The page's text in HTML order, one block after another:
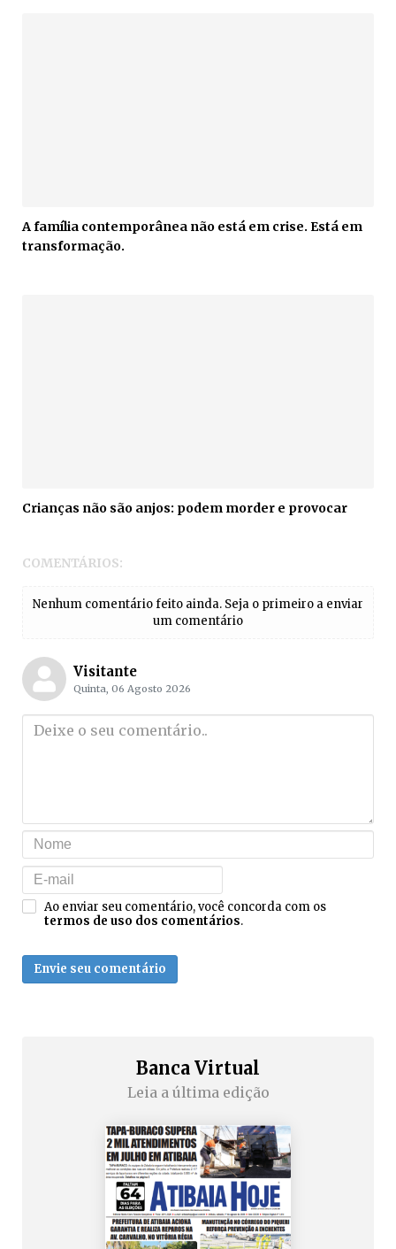
A família contemporânea não está em crise. Está em
transformação.
Crianças não são anjos: podem morder e provocar
COMENTÁRIOS:
Nenhum comentário feito ainda. Seja o primeiro a enviar
um comentário
Visitante
Quinta, 06 Agosto 2026
Ao enviar seu comentário, você concorda com os
termos de uso dos comentários.
Envie seu comentário
Banca Virtual
Leia a última edição